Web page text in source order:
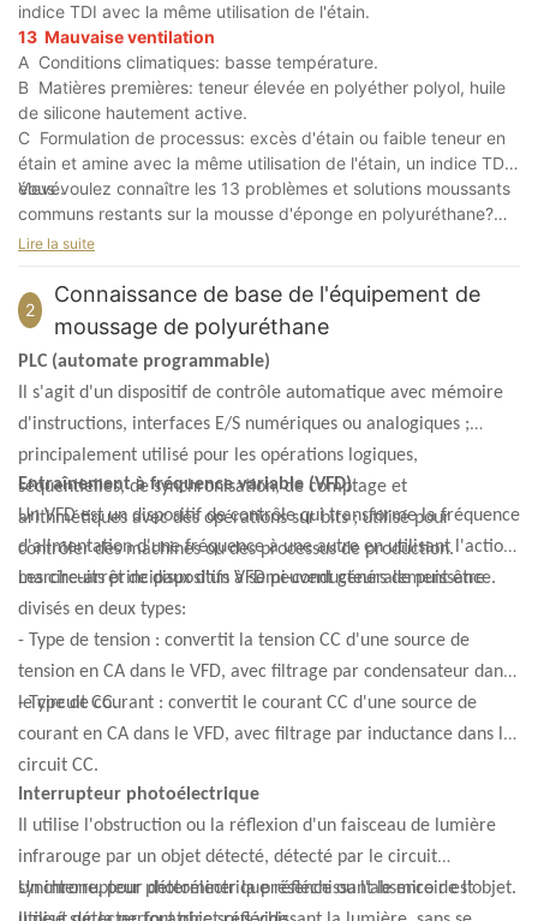
indice TDI avec la même utilisation de l'étain.
13 Mauvaise ventilation
A Conditions climatiques: basse température.
B Matières premières: teneur élevée en polyéther polyol, huile
de silicone hautement active.
C Formulation de processus: excès d'étain ou faible teneur en
étain et amine avec la même utilisation de l'étain, un indice TDI
élevé.
Vous voulez connaître les 13 problèmes et solutions moussants
communs restants sur la mousse d'éponge en polyuréthane?
Veuillez cliquer sur le lien de l'article pour continuer à lire:
en polyuréthane 2
Lire la suite
2
Connaissance de base de l'équipement de
moussage de polyuréthane
PLC (automate programmable)
Il s'agit d'un dispositif de contrôle automatique avec mémoire
d'instructions, interfaces E/S numériques ou analogiques ;
principalement utilisé pour les opérations logiques,
séquentielles, de synchronisation, de comptage et
arithmétiques avec des opérations sur bits ; utilisé pour
contrôler des machines ou des processus de production.
Entraînement à fréquence variable (VFD)
Un VFD est un dispositif de contrôle qui transforme la fréquence
d'alimentation d'une fréquence à une autre en utilisant l'action
marche-arrêt de dispositifs à semi-conducteurs de puissance.
Les circuits principaux d'un VFD peuvent généralement être
divisés en deux types:
- Type de tension : convertit la tension CC d'une source de
tension en CA dans le VFD, avec filtrage par condensateur dans
le circuit CC.
- Type de courant : convertit le courant CC d'une source de
courant en CA dans le VFD, avec filtrage par inductance dans le
circuit CC.
Interrupteur photoélectrique
Il utilise l'obstruction ou la réflexion d'un faisceau de lumière
infrarouge par un objet détecté, détecté par le circuit
synchrone, pour déterminer la présence ou l'absence de l'objet.
Un interrupteur photoélectrique réfléchissant le miroir est